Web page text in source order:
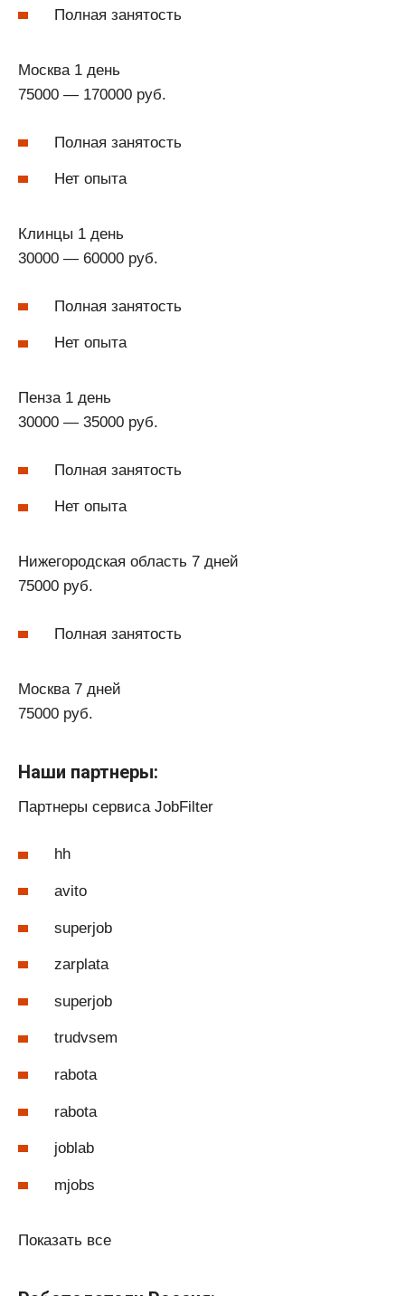
Полная занятость
Москва 1 день
75000 — 170000 руб.
Полная занятость
Нет опыта
Клинцы 1 день
30000 — 60000 руб.
Полная занятость
Нет опыта
Пенза 1 день
30000 — 35000 руб.
Полная занятость
Нет опыта
Нижегородская область 7 дней
75000 руб.
Полная занятость
Москва 7 дней
75000 руб.
Наши партнеры:
Партнеры сервиса JobFilter
hh
avito
superjob
zarplata
superjob
trudvsem
rabota
rabota
joblab
mjobs
Показать все